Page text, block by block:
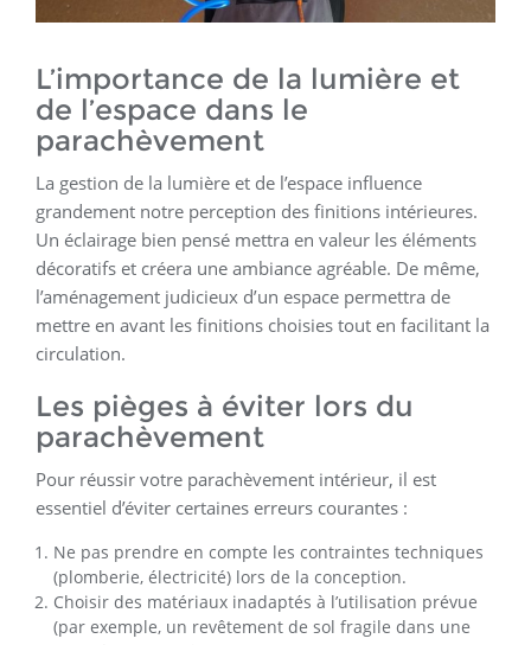
L’importance de la lumière et
de l’espace dans le
parachèvement
La gestion de la lumière et de l’espace influence
grandement notre perception des finitions intérieures.
Un éclairage bien pensé mettra en valeur les éléments
décoratifs et créera une ambiance agréable. De même,
l’aménagement judicieux d’un espace permettra de
mettre en avant les finitions choisies tout en facilitant la
circulation.
Les pièges à éviter lors du
parachèvement
Pour réussir votre parachèvement intérieur, il est
essentiel d’éviter certaines erreurs courantes :
Ne pas prendre en compte les contraintes techniques
(plomberie, électricité) lors de la conception.
Choisir des matériaux inadaptés à l’utilisation prévue
(par exemple, un revêtement de sol fragile dans une